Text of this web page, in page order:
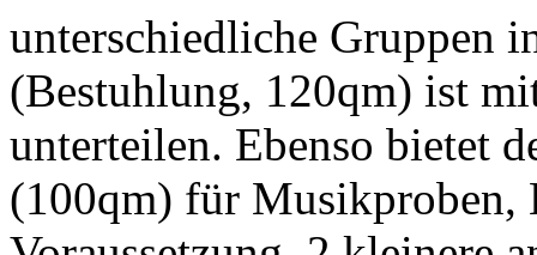
unterschiedliche Gruppen
(Bestuhlung, 120qm) ist
unterteilen. Ebenso bietet
(100qm) für Musikproben,